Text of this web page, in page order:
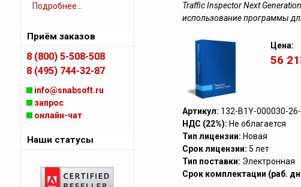
Traffic Inspector Next
использование программы
Цена:
56
Артикул: 132-B1Y-000030-26-
НДС (22%): Не облагается
Тип лицензии: Новая
Срок лицензии: 5 лет
Тип поставки: Электронная
Срок комплектации (раб.
Подробнее...
Приём заказов
8 (800) 5-508-508
8 (495) 744-32-87
info@snabsoft.ru
запрос
онлайн-чат
Наши статусы